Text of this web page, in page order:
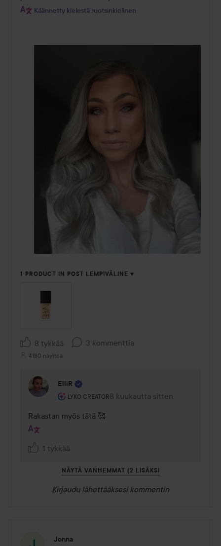
Käännetty kielestä ruotsinkielinen
1 PRODUCT IN POST LEMPIVÄLINE ♥️
8 tykkää 3 kommenttia
4180 näyttöä
ElliR
LYKO CREATOR
Käyttäjän rooli: Lyko Creator.
8 kuukautta sitten
Kommentti lisättiin 8
Rakastan myös tätä 🥰
1 tykkää
NÄYTÄ VANHEMMAT (2 LISÄKSI
Kirjaudu lähettääksesi kommentin
Jonna